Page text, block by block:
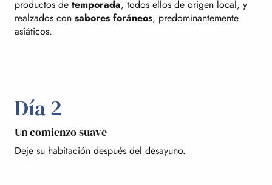
productos de temporada, todos ellos de origen local, y
realzados con sabores foráneos, predominantemente
asiáticos.
Día 2
Un comienzo suave
Deje su habitación después del desayuno.